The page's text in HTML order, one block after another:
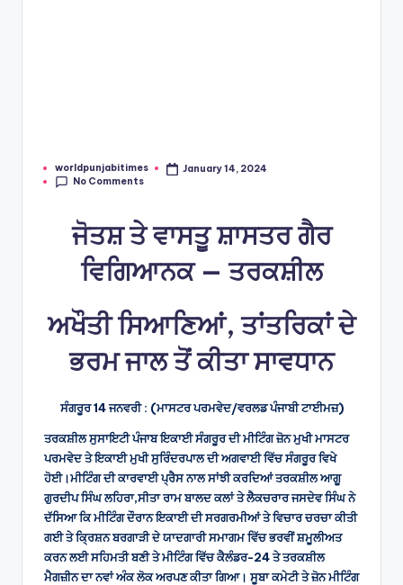
Posted
by
worldpunjabitimes
January 14, 2024
No Comments
ਜੋਤਸ਼ ਤੇ ਵਾਸਤੂ ਸ਼ਾਸਤਰ ਗੈਰ
ਵਿਗਿਆਨਕ — ਤਰਕਸ਼ੀਲ
ਅਖੌਤੀ ਸਿਆਣਿਆਂ, ਤਾਂਤਰਿਕਾਂ ਦੇ
ਭਰਮ ਜਾਲ ਤੋਂ ਕੀਤਾ ਸਾਵਧਾਨ
ਸੰਗਰੂਰ 14 ਜਨਵਰੀ : (ਮਾਸਟਰ ਪਰਮਵੇਦ/ਵਰਲਡ ਪੰਜਾਬੀ ਟਾਈਮਜ਼)
ਤਰਕਸ਼ੀਲ ਸੁਸਾਇਟੀ ਪੰਜਾਬ ਇਕਾਈ ਸੰਗਰੂਰ ਦੀ ਮੀਟਿੰਗ ਜ਼ੋਨ ਮੁਖੀ ਮਾਸਟਰ
ਪਰਮਵੇਦ ਤੇ ਇਕਾਈ ਮੁਖੀ ਸੁਰਿੰਦਰਪਾਲ ਦੀ ਅਗਵਾਈ ਵਿੱਚ ਸੰਗਰੂਰ ਵਿਖੇ
ਹੋਈ।ਮੀਟਿੰਗ ਦੀ ਕਾਰਵਾਈ ਪ੍ਰੈਸ ਨਾਲ ਸਾਂਝੀ ਕਰਦਿਆਂ ਤਰਕਸ਼ੀਲ ਆਗੂ
ਗੁਰਦੀਪ ਸਿੰਘ ਲਹਿਰਾ,ਸੀਤਾ ਰਾਮ ਬਾਲਦ ਕਲਾਂ ਤੇ ਲੈਕਚਰਾਰ ਜਸਦੇਵ ਸਿੰਘ ਨੇ
ਦੱਸਿਆ ਕਿ ਮੀਟਿੰਗ ਦੌਰਾਨ ਇਕਾਈ ਦੀ ਸਰਗਰਮੀਆਂ ਤੇ ਵਿਚਾਰ ਚਰਚਾ ਕੀਤੀ
ਗਈ ਤੇ ਕ੍ਰਿਸ਼ਨ ਬਰਗਾੜੀ ਦੇ ਯਾਦਗਾਰੀ ਸਮਾਗਮ ਵਿੱਚ ਭਰਵੀਂ ਸ਼ਮੂਲੀਅਤ
ਕਰਨ ਲਈ ਸਹਿਮਤੀ ਬਣੀ ਤੇ ਮੀਟਿੰਗ ਵਿੱਚ ਕੈਲੰਡਰ-24 ਤੇ ਤਰਕਸ਼ੀਲ
ਮੈਗਜ਼ੀਨ ਦਾ ਨਵਾਂ ਅੰਕ ਲੋਕ ਅਰਪਣ ਕੀਤਾ ਗਿਆ। ਸੂਬਾ ਕਮੇਟੀ ਤੇ ਜ਼ੋਨ ਮੀਟਿੰਗ